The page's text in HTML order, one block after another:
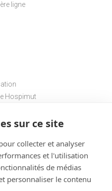
sur ce site
collecter et analyser
et l'utilisation
de médias
personnaliser le contenu
ligne
Hospimut